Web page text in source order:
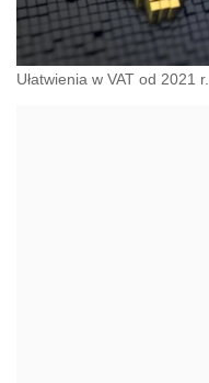
Ułatwienia w VAT od 2021